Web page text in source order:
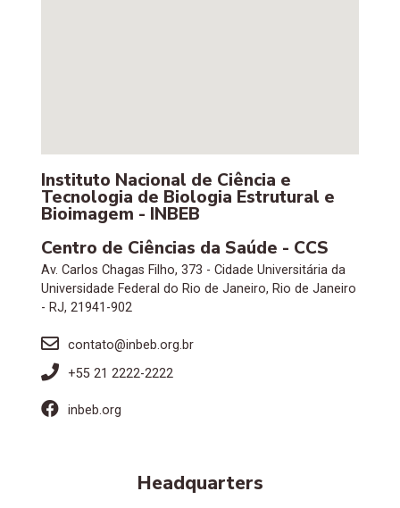
Instituto Nacional de Ciência e
Tecnologia de Biologia Estrutural e
Bioimagem - INBEB
Centro de Ciências da Saúde - CCS
Av. Carlos Chagas Filho, 373 - Cidade Universitária da
Universidade Federal do Rio de Janeiro, Rio de Janeiro
- RJ, 21941-902
contato@inbeb.org.br
+55 21 2222-2222
inbeb.org
Headquarters